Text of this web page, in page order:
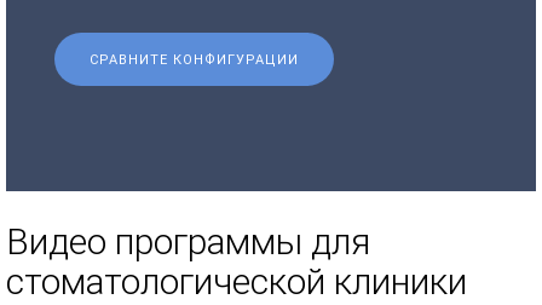
СРАВНИТЕ КОНФИГУРАЦИИ
Видео программы для
стоматологической клиники